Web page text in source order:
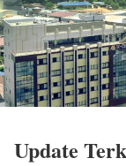
Update